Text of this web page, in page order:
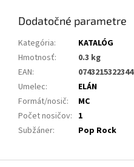
Dodatočné parametre
Kategória:
KATALÓG
Hmotnosť:
0.3 kg
EAN:
0743215322344
Umelec:
ELÁN
Formát/nosič:
MC
Počet nosičov: 1
Subžáner: Pop Rock